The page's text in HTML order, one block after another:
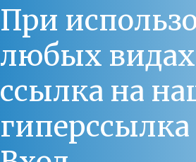
При
любых
ссылка на